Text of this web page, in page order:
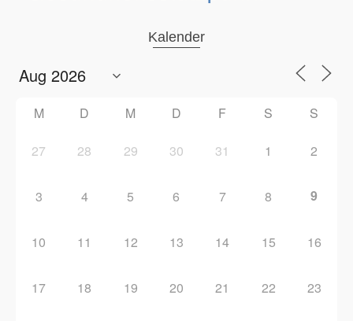
Kalender
M D M D F S S
27 28 29 30 31 1 2
3 4 5 6 7 8 9
10 11 12 13 14 15 16
17 18 19 20 21 22 23